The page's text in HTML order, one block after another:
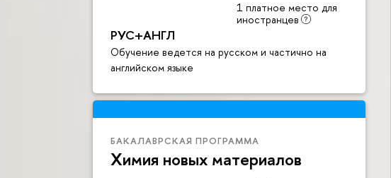
1 платное место для
иностранце
РУС+АНГЛ
Обучение ведется на русском и частично на
английском языке
БАКАЛАВРСКАЯ ПРОГРАММА
Химия новых материало